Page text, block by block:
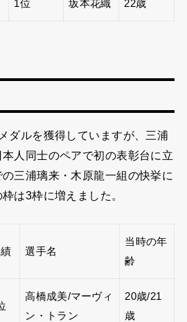
1位 坂本花織 22歳
ダルを獲得していますが、三浦
人同士のペアで初の表彰台に立
三浦璃来・木原龍一組の快挙に
は3枠に増えました。
選手名
当時の年
齢
高橋成美/マーヴィ
ン・トラン
20歳/21
歳